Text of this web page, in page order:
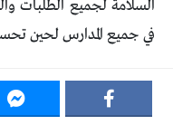
السلامة لجميع الطلبات
في جميع المدارس لحين